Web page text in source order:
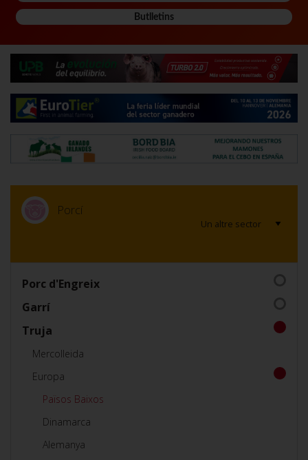
Butlletins
Porcí
Porc d'Engreix
Garrí
Truja
Mercolleida
Europa
Països Baixos
Dinamarca
Alemanya